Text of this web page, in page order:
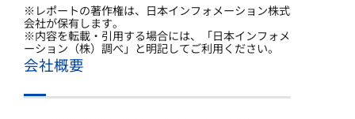
※レポートの著作権は、日本インフォメーション株式
会社が保有します。
※内容を転載・引用する場合には、「日本インフォメ
ーション（株）調べ」と明記してご利用ください。
会社概要